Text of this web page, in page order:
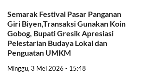
Semarak Festival Pasar Panganan
Giri Biyen,Transaksi Gunakan Koin
Gobog, Bupati Gresik Apresiasi
Pelestarian Budaya Lokal dan
Penguatan UMKM
Minggu, 3 Mei 2026 - 15:48